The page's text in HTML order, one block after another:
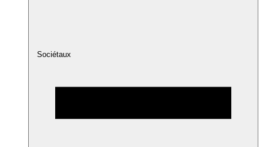
Sociétaux